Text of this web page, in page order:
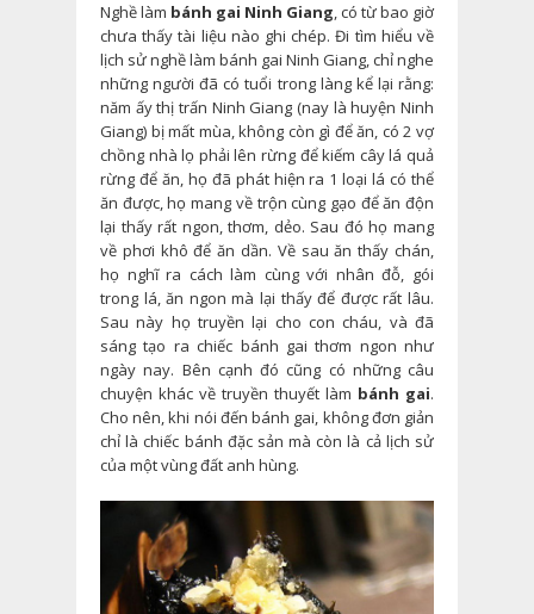
Nghề làm bánh gai Ninh Giang, có từ bao giờ
chưa thấy tài liệu nào ghi chép. Đi tìm hiểu về
lịch sử nghề làm bánh gai Ninh Giang, chỉ nghe
những người đã có tuổi trong làng kể lại rằng:
năm ấy thị trấn Ninh Giang (nay là huyện Ninh
Giang) bị mất mùa, không còn gì để ăn, có 2 vợ
chồng nhà lọ phải lên rừng để kiếm cây lá quả
rừng để ăn, họ đã phát hiện ra 1 loại lá có thể
ăn được, họ mang về trộn cùng gạo để ăn độn
lại thấy rất ngon, thơm, dẻo. Sau đó họ mang
về phơi khô để ăn dần. Về sau ăn thấy chán,
họ nghĩ ra cách làm cùng với nhân đỗ, gói
trong lá, ăn ngon mà lại thấy để được rất lâu.
Sau này họ truyền lại cho con cháu, và đã
sáng tạo ra chiếc bánh gai thơm ngon như
ngày nay. Bên cạnh đó cũng có những câu
chuyện khác về truyền thuyết làm bánh gai.
Cho nên, khi nói đến bánh gai, không đơn giản
chỉ là chiếc bánh đặc sản mà còn là cả lịch sử
của một vùng đất anh hùng.